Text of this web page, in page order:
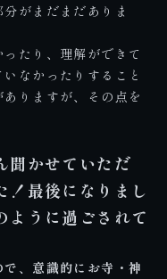
がまだまだありま
たり、理解ができて
なかったりすること
りますが、その点を
かせていただ
！最後になりまし
うに過ごされて
、意識的にお寺・神